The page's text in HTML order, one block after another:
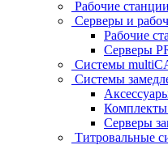
Рабочие
Серверы и
Рабочие
Серверы
Системы
Системы
Серверы
Титровальные